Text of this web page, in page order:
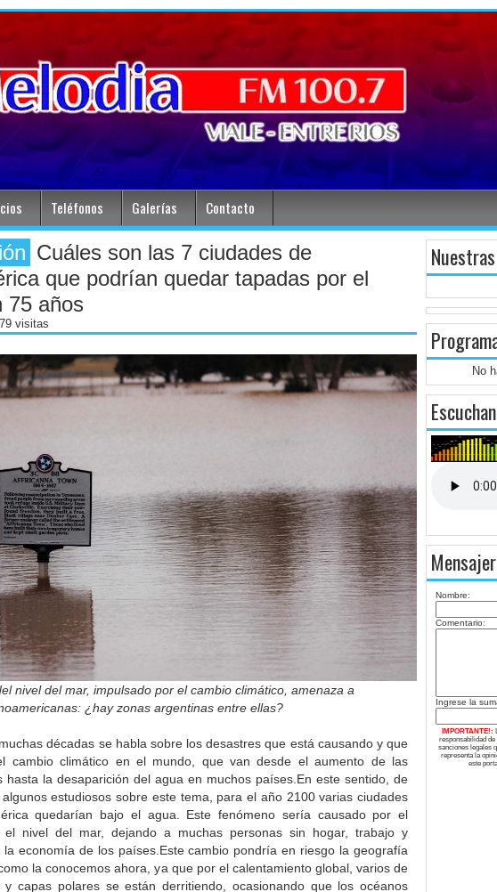
Teléfonos Galerías Contacto
Cuáles son las 7 ciudades de
que podrían quedar tapadas por el
75 años
visitas
nivel del mar, impulsado por el cambio climático, amenaza a
¿hay zonas argentinas entre ellas?
décadas se habla sobre los desastres que está causando y que
cambio climático en el mundo, que van desde el aumento de las
hasta la desaparición del agua en muchos países.En este sentido, de
estudiosos sobre este tema, para el año 2100 varias ciudades
quedarían bajo el agua. Este fenómeno sería causado por el
el nivel del mar, dejando a muchas personas sin hogar, trabajo y
la economía de los países.Este cambio pondría en riesgo la geografía
la conocemos ahora, ya que por el calentamiento global, varios de
y capas polares se están derritiendo, ocasionando que los océanos
No
Nombre:
Comentario:
Ingrese la
IMPORTANTE!:
responsabilidad
sanciones legales
representa la
este